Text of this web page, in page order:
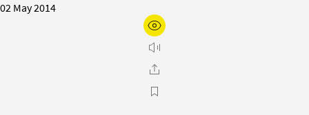
02 May 2014